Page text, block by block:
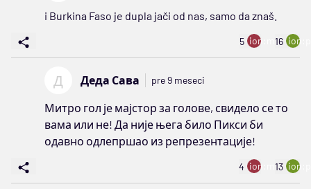
i Burkina Faso je dupla jači od nas, samo da znaš.
5 ion:minus
16
Д Деда Сава pre 9 meseci
Митро гол је мајстор за голове, свидело се то
вама или не! Да није њега било Пикси би
одавно одлепршао из репрезентације!
4 ion:minus
13